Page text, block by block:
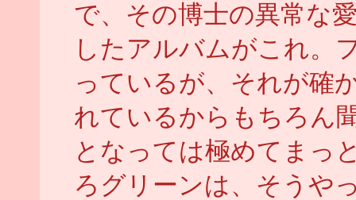
で、その博士の異常な
したアルバムがこれ。
っているが、それが確
れているからもちろん
となっては極めてまっ
ろグリーンは、そうや